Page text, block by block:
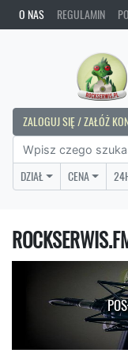
O NAS REGULAMIN
ZALOGUJ SIĘ / ZAŁÓŻ
DZIAŁ CENA